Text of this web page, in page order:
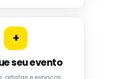
+
seu evento